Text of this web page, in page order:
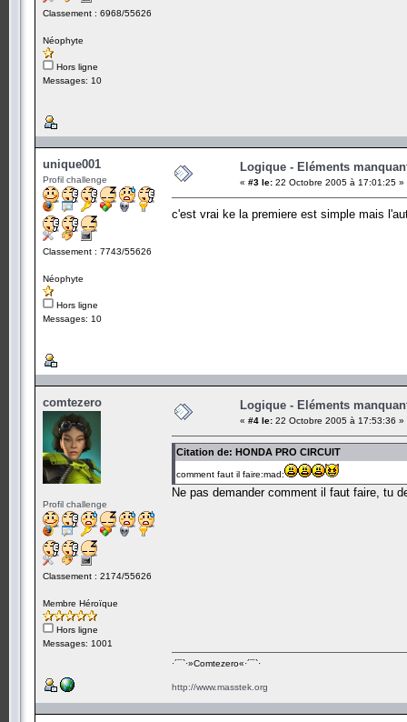
Classement : 6968/55626
Néophyte
Hors ligne
Messages: 10
unique001
Profil challenge
Classement : 7743/55626
Néophyte
Hors ligne
Messages: 10
Logique - Eléments
« #3 le: 22 Octobre 2005 à 17:01:25 »
c'est vrai ke la premiere est simple mais
comtezero
Profil challenge
Classement : 2174/55626
Membre Héroïque
Hors ligne
Messages: 1001
Logique - Eléments
« #4 le: 22 Octobre 2005 à 17:53:36 »
Citation de: HONDA PRO CIRCUIT
comment faut il faire:mad:
Ne pas demander comment il faut faire, tu
·´¯`·­»Comtezero«­·´¯`·
http://www.masstek.org